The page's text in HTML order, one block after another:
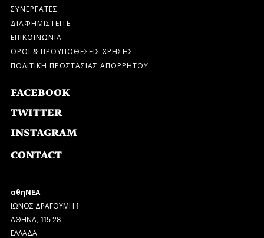
ΣΥΝΕΡΓΑΤΕΣ
ΔΙΑΦΗΜΙΣΤΕΙΤΕ
ΕΠΙΚΟΙΝΩΝΙΑ
ΟΡΟΙ & ΠΡΟΫΠΟΘΕΣΕΙΣ ΧΡΗΣΗΣ
ΠΟΛΙΤΙΚΗ ΠΡΟΣΤΑΣΙΑΣ ΑΠΟΡΡΗΤΟΥ
FACEBOOK
TWITTER
INSTAGRAM
CONTACT
αθηΝΕΑ
ΙΩΝΟΣ ΔΡΑΓΟΥΜΗ 1
ΑΘΗΝΑ, 115 28
ΕΛΛΑΔΑ